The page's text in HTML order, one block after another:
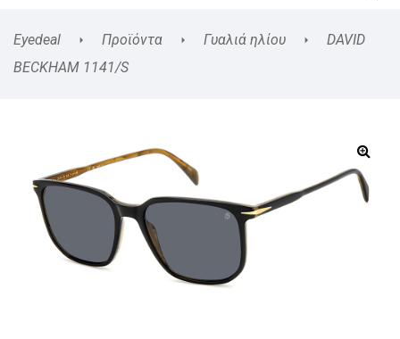
Eyedeal Προϊόντα Γυαλιά ηλίου
DAVID
BECKHAM 1141/S